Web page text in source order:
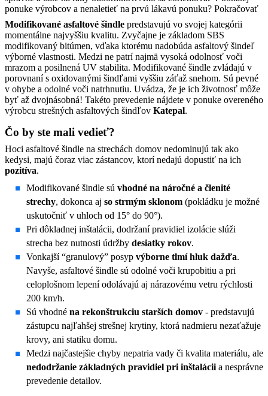
ponuke výrobcov a nenaletieť na prvú lákavú ponuku? Pokračovať
Modifikované asfaltové šindle predstavujú vo svojej kategórii
momentálne najvyššiu kvalitu. Zvyčajne je základom SBS
modifikovaný bitúmen, vďaka ktorému nadobúda asfaltový šindeľ
výborné vlastnosti. Medzi ne patrí najmä vysoká odolnosť voči
mrazom a posilnená UV stabilita. Modifikované šindle zvládajú v
porovnaní s oxidovanými šindľami vyššiu záťaž snehom. Sú pevné
v ohybe a odolné voči natrhnutiu. Uvádza, že je ich životnosť môže
byť až dvojnásobná! Takéto prevedenie nájdete v ponuke overeného
výrobcu strešných asfaltových šindľov Katepal.
Čo by ste mali vedieť?
Hoci asfaltové šindle na strechách domov nedominujú tak ako
kedysi, majú čoraz viac zástancov, ktorí nedajú dopustiť na ich
pozitíva.
Modifikované šindle sú vhodné na náročné a členité
strechy, dokonca aj so strmým sklonom (pokládku je možné
uskutočniť v uhloch od 15° do 90°).
Pri dôkladnej inštalácii, dodržaní pravidiel izolácie slúži
strecha bez nutnosti údržby desiatky rokov.
Vonkajší “granulový” posyp výborne tlmí hluk dažďa.
Navyše, asfaltové šindle sú odolné voči krupobitiu a pri
celoplošnom lepení odolávajú aj nárazovému vetru rýchlosti
200 km/h.
Sú vhodné na rekonštrukciu starších domov - predstavujú
zástupcu najľahšej strešnej krytiny, ktorá nadmieru nezaťažuje
krovy, ani statiku domu.
Medzi najčastejšie chyby nepatria vady či kvalita materiálu, ale
nedodržanie základných pravidiel pri inštalácii a nesprávne
prevedenie detailov.